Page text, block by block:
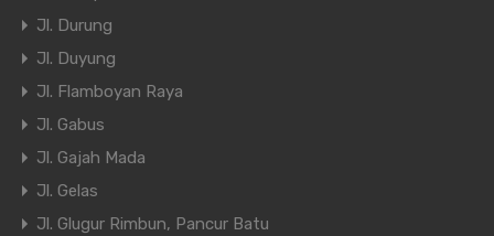
Jl. Durung
Jl. Duyung
Jl. Flamboyan Raya
Jl. Gabus
Jl. Gajah Mada
Jl. Gelas
Jl. Glugur Rimbun, Pancur Batu